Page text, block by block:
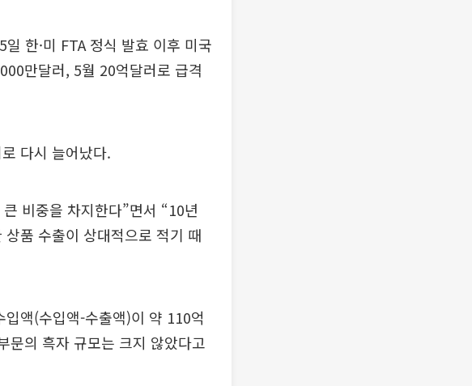
한·미 FTA 정식 발효 이후 미국
만달러, 5월 20억달러로 급격
다시 늘어났다.
비중을 차지한다”면서 “10년
품 수출이 상대적으로 적기 때
액(수입액-수출액)이 약 110억
문의 흑자 규모는 크지 않았다고